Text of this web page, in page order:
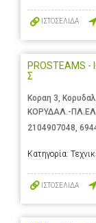
ΙΣΤΟΣΕΛΙΔΑ
PROSTEAMS
Σ
Κοραη 3,
ΚΟΡΥΔΑΛ.-
2104907048,
Κατηγορία:
ΙΣΤΟΣΕΛΙΔΑ